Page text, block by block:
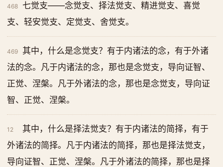
468
七觉支——念觉支、择法觉支、精进觉支、喜觉
支、轻安觉支、定觉支、舍觉支。
469
其中，什么是念觉支？有于内诸法的念，有于外诸
法的念。凡于内诸法的念，那也是念觉支，导向证智、
正觉、涅槃。凡于外诸法的念，那也是念觉支，导向证
智、正觉、涅槃。
12
其中，什么是择法觉支？有于内诸法的简择，有于
外诸法的简择。凡于内诸法的简择，那也是择法觉支，
导向证智、正觉、涅槃。凡于外诸法的简择，那也是择